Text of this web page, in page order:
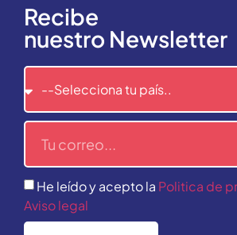
Recibe
nuestro Newsletter
He leído y acepto la Politica de
Aviso legal